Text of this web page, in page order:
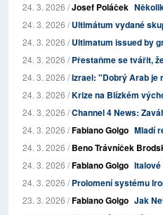
24. 3. 2026 /Josef Poláček
24. 3. 2026 /Ultimátum vydané
24. 3. 2026 /Ultimatum issued by
24. 3. 2026 /Přestaňme se tvářit,
24. 3. 2026 /Izrael: "Dobrý Arab je
24. 3. 2026 /Krize na Blízkém
24. 3. 2026 /Channel 4 News:
24. 3. 2026 /Fabiano Golgo Mladí
24. 3. 2026 /Beno Trávníček
24. 3. 2026 /Fabiano Golgo
24. 3. 2026 /Prolomení systému
23. 3. 2026 /Fabiano Golgo Jak